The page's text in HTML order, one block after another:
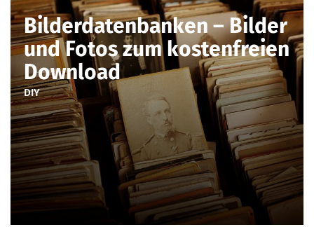
Bilderdatenbanken – Bilder
und Fotos zum kostenfreien
Download
DIY